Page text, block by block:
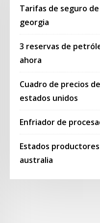
Tarifas de seguro
georgia
3 reservas de
ahora
Cuadro de precios
estados unidos
Enfriador de
Estados
australia